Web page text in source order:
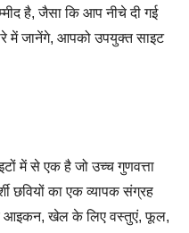
है, जैसा कि आप नीचे दी गई
में जानेंगे, आपको उपयुक्त साइट
में से एक है जो उच्च गुणवत्ता
छवियों का एक व्यापक संग्रह
आइकन, खेल के लिए वस्तुएं, फूल,